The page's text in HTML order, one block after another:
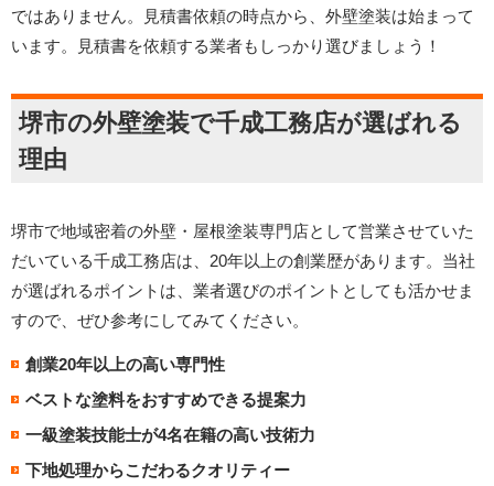
ではありません。見積書依頼の時点から、外壁塗装は始まって
います。見積書を依頼する業者もしっかり選びましょう！
堺市の外壁塗装で千成工務店が選ばれる
理由
堺市で地域密着の外壁・屋根塗装専門店として営業させていた
だいている千成工務店は、20年以上の創業歴があります。当社
が選ばれるポイントは、業者選びのポイントとしても活かせま
すので、ぜひ参考にしてみてください。
創業20年以上の高い専門性
ベストな塗料をおすすめできる提案力
一級塗装技能士が4名在籍の高い技術力
下地処理からこだわるクオリティー